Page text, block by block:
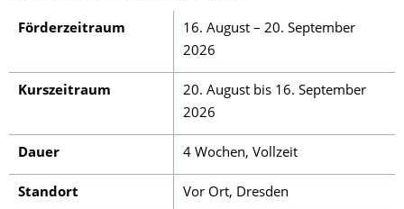
Förderzeitraum
16. August – 20. September
2026
Kurszeitraum
20. August bis 16. September
2026
Dauer 4 Wochen, Vollzeit
Standort Vor Ort, Dresden